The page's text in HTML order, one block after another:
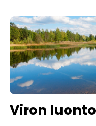
Viron luonto